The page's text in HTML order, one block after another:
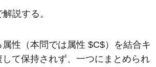
説する。
性（本問では属性 $C$）を結合キ
て保持されず、一つにまとめられ